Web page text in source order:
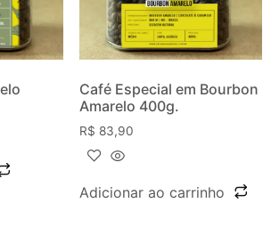
Café Especial em Bourbon
Amarelo 400g.
R$ 83,90
Adicionar ao carrinho